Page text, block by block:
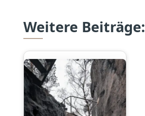
Weitere Beiträge: